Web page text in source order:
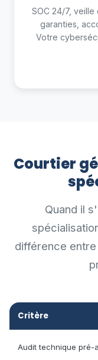
SOC 24/7,
garanties,
Votre
Courtier
Quand il
différence
Critère
Audit technique pré-